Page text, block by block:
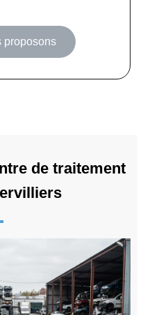
proposons
de traitement